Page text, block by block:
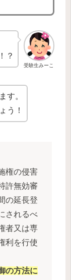
受験生みーこ
？
す。
う！
権の侵害
許無効審
の延長登
されるべ
者又は専
利を行使
の方法に